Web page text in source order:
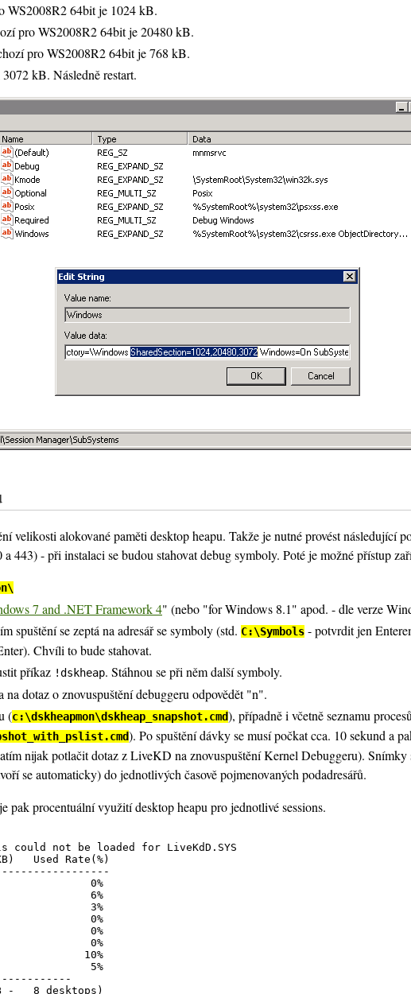
WS2008R2 64bit je 1024 kB.
pro WS2008R2 64bit je 20480 kB.
pro WS2008R2 64bit je 768 kB.
3072 kB. Následně restart.
velikosti alokované paměti desktop heapu. Takže je nutné provést následující
443) - při instalaci se budou stahovat debug symboly. Poté je možné přístup
7 and .NET Framework 4" (nebo "for Windows 8.1" apod. - dle verze
spuštění se zeptá na adresář se symboly (std. C:\Symbols - potvrdit jen
Chvíli to bude stahovat.
příkaz !dskheap. Stáhnou se při něm další symboly.
dotaz o znovuspuštění debuggeru odpovědět "n".
(c:\dskheapmon\dskheap_snapshot.cmd), případně i včetně seznamu
). Po spuštění dávky se musí počkat cca. 10 sekund a
nijak potlačit dotaz z LiveKD na znovuspuštění Kernel Debuggeru). Snímky
se automaticky) do jednotlivých časově pojmenovaných podadresářů.
pak procentuální využití desktop heapu pro jednotlivé sessions.
could not be loaded for LiveKdD.SYS